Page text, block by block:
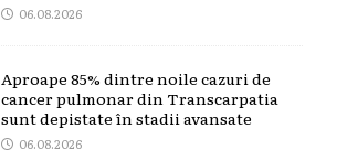
06.08.2026
Aproape 85% dintre noile cazuri de
cancer pulmonar din Transcarpatia
sunt depistate în stadii avansate
06.08.2026